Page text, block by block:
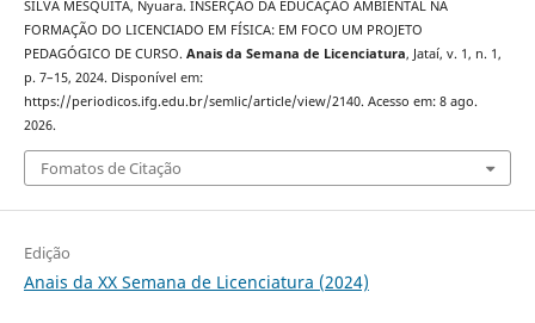
SILVA MESQUITA, Nyuara. INSERÇÃO DA EDUCAÇÃO AMBIENTAL NA
FORMAÇÃO DO LICENCIADO EM FÍSICA: EM FOCO UM PROJETO
PEDAGÓGICO DE CURSO. Anais da Semana de Licenciatura, Jataí, v. 1, n. 1,
p. 7–15, 2024. Disponível em:
https://periodicos.ifg.edu.br/semlic/article/view/2140. Acesso em: 8 ago.
2026.
Fomatos de Citação
Edição
Anais da XX Semana de Licenciatura (2024)